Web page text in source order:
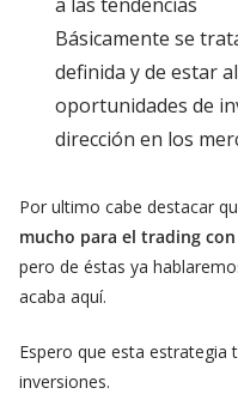
Básicamente se
definida y de estar
oportunidades de
dirección en los
Por ultimo cabe destacar
mucho para el trading
pero de éstas ya
acaba aquí.
Espero que esta estrategia
inversiones.